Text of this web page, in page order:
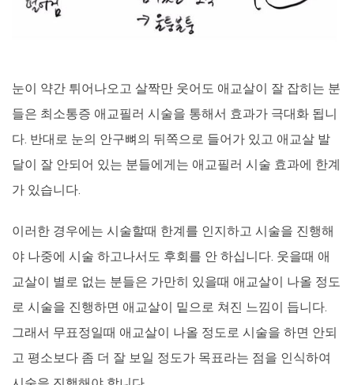
눈이 약간 튀어나오고 살짝만 웃어도 애교살이 잘 잡히는 분
들은 최소통증 애교필러 시술을 통해서 효과가 극대화 됩니
다. 반대로 눈의 안구뼈의 뒤쪽으로 들어가 있고 애교살 발
달이 잘 안되어 있는 분들에게는 애교필러 시술 효과에 한계
가 있습니다.
이러한 경우에는 시술할때 한계를 인지하고 시술을 진행해
야 나중에 시술 하고나서도 후회를 안 하십니다. 웃을때 애
교살이 별로 없는 분들은 가만히 있을때 애교살이 나올 정도
로 시술을 진행하면 애교살이 밑으로 쳐진 느낌이 듭니다.
그래서 무표정일때 애교살이 나올 정도로 시술을 하면 안되
고 평소보다 좀 더 잘 보일 정도가 목표라는 점을 인식하여